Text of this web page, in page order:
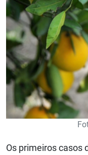
Os primeiros casos